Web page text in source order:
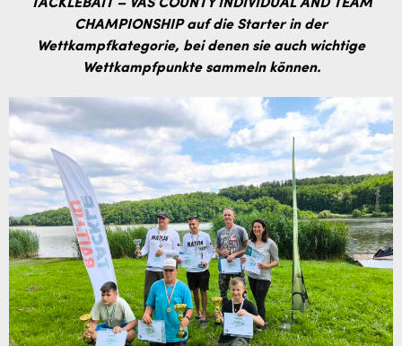
TACKLEBAIT – VAS COUNTY INDIVIDUAL AND TEAM
CHAMPIONSHIP auf die Starter in der
Wettkampfkategorie, bei denen sie auch wichtige
Wettkampfpunkte sammeln können.